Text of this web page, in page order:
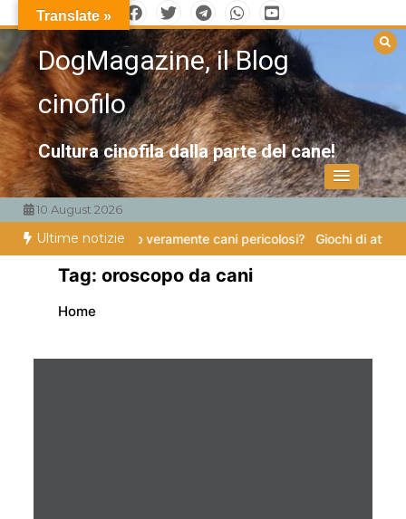
al
contenutoDogMagazine, il Blog
cinofilo
Cultura cinofila dalla parte del cane!
10 August 2026
Ultime notizie
Esistono veramente cani pericolosi? Giochi di attivazione
Tag: oroscopo da cani
Home
Translate »